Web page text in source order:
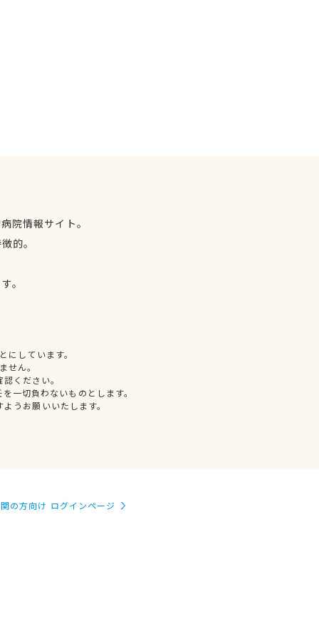
院情報サイト。
的。
。
しています。
せん。
ください。
一切負わないものとします。
うお願いいたします。
の方向け ログインページ